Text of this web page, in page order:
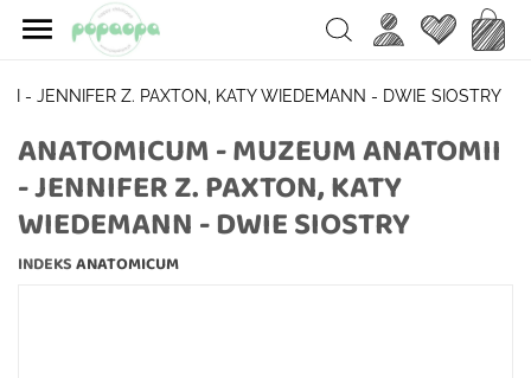
 Search Ulubione
- JENNIFER Z. PAXTON, KATY WIEDEMANN - DWIE SIOSTRY
ANATOMICUM - MUZEUM ANATOMII
- JENNIFER Z. PAXTON, KATY
WIEDEMANN - DWIE SIOSTRY
INDEKS ANATOMICUM